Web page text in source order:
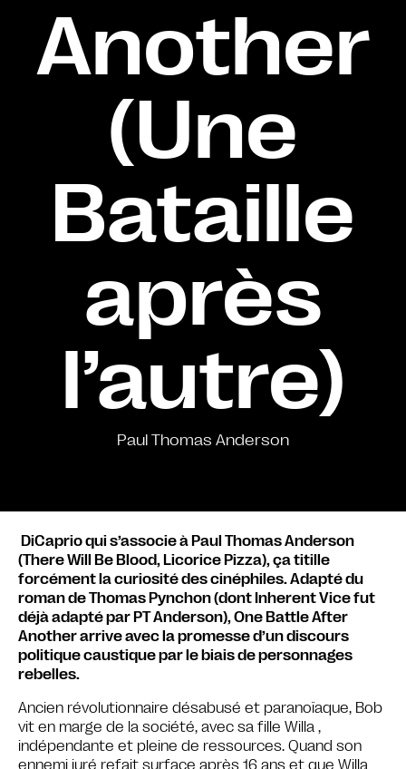
Another
(Une
Bataille
après
l’autre)
Paul Thomas Anderson
DiCaprio qui s’associe à Paul Thomas Anderson
(There Will Be Blood, Licorice Pizza), ça titille
forcément la curiosité des cinéphiles. Adapté du
roman de Thomas Pynchon (dont Inherent Vice fut
déjà adapté par PT Anderson), One Battle After
Another arrive avec la promesse d’un discours
politique caustique par le biais de personnages
rebelles.
Ancien révolutionnaire désabusé et paranoïaque, Bob
vit en marge de la société, avec sa fille Willa ,
indépendante et pleine de ressources. Quand son
ennemi juré refait surface après 16 ans et que Willa